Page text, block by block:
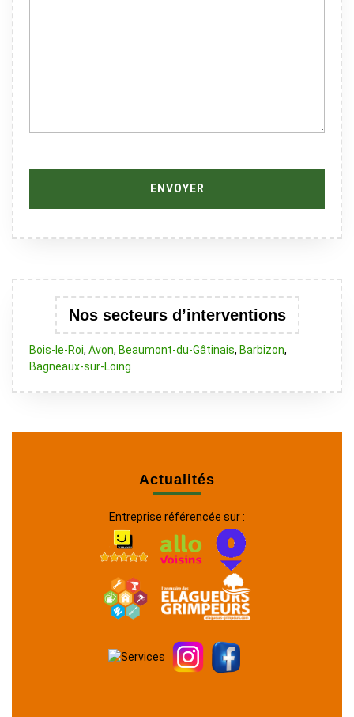
Nos secteurs d’interventions
Bois-le-Roi, Avon, Beaumont-du-Gâtinais, Barbizon,
Bagneaux-sur-Loing
Actualités
Entreprise référencée sur :